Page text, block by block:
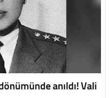
anıldı! Vali